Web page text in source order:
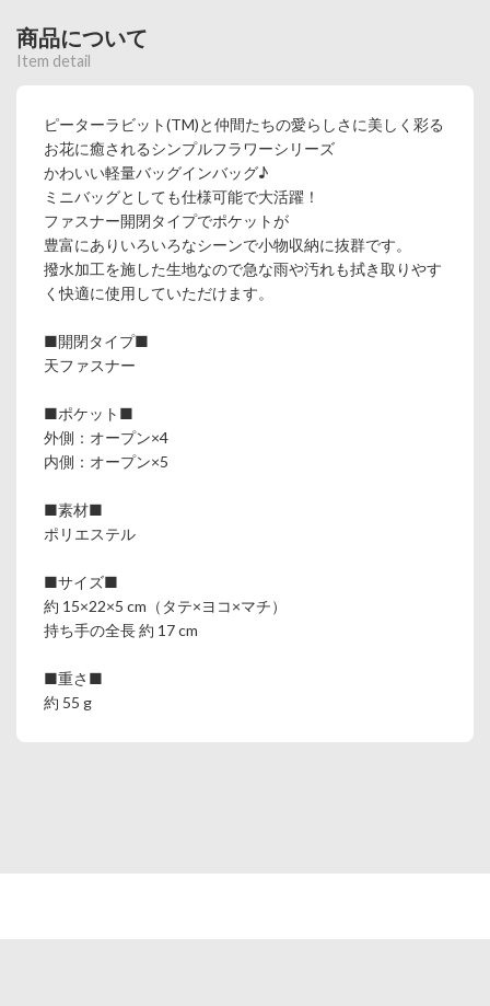
商品について
Item detail
ピーターラビット(TM)と仲間たちの愛らしさに美しく彩る
お花に癒されるシンプルフラワーシリーズ
かわいい軽量バッグインバッグ♪
ミニバッグとしても仕様可能で大活躍！
ファスナー開閉タイプでポケットが
豊富にありいろいろなシーンで小物収納に抜群です。
撥水加工を施した生地なので急な雨や汚れも拭き取りやす
く快適に使用していただけます。
■開閉タイプ■
天ファスナー
■ポケット■
外側：オープン×4
内側：オープン×5
■素材■
ポリエステル
■サイズ■
約 15×22×5 cm（タテ×ヨコ×マチ）
持ち手の全長 約 17 cm
■重さ■
約 55 g